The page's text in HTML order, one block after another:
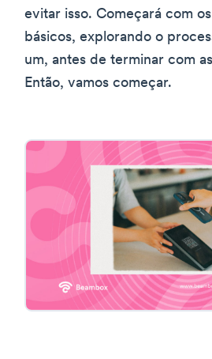
evitar isso. Começará com
básicos, explorando o
um, antes de terminar com
Então, vamos começar.